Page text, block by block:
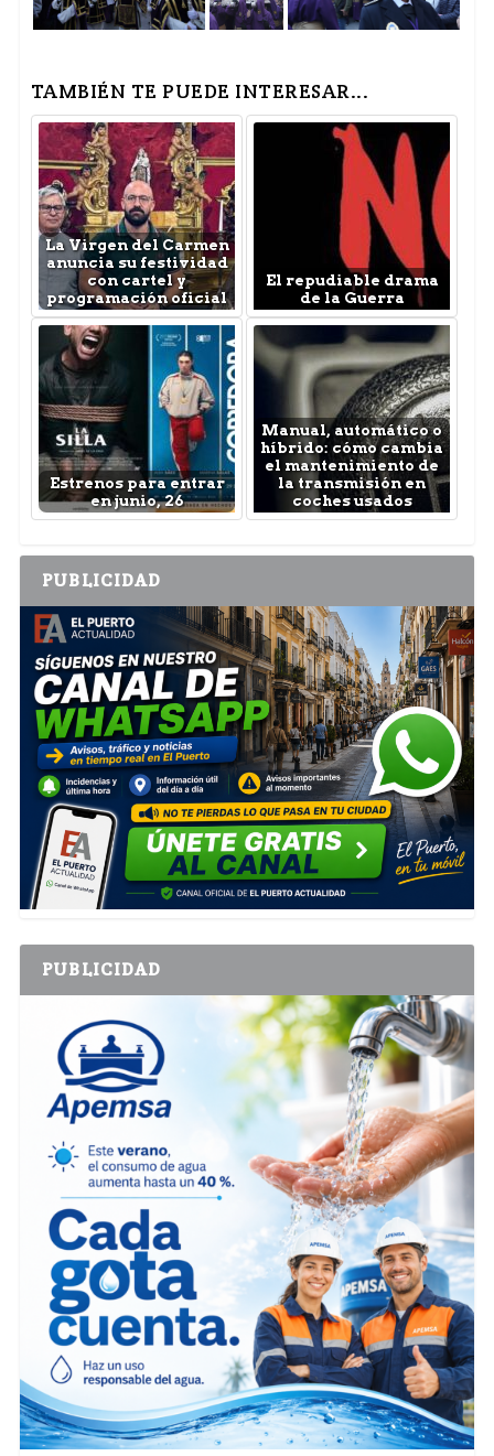
TAMBIÉN TE PUEDE INTERESAR...
La Virgen del Carmen
anuncia su festividad
con cartel y
programación oficial
El repudiable drama
de la Guerra
Estrenos para entrar
en junio, 26
Manual, automático o
híbrido: cómo cambia
el mantenimiento de
la transmisión en
coches usados
PUBLICIDAD
PUBLICIDAD